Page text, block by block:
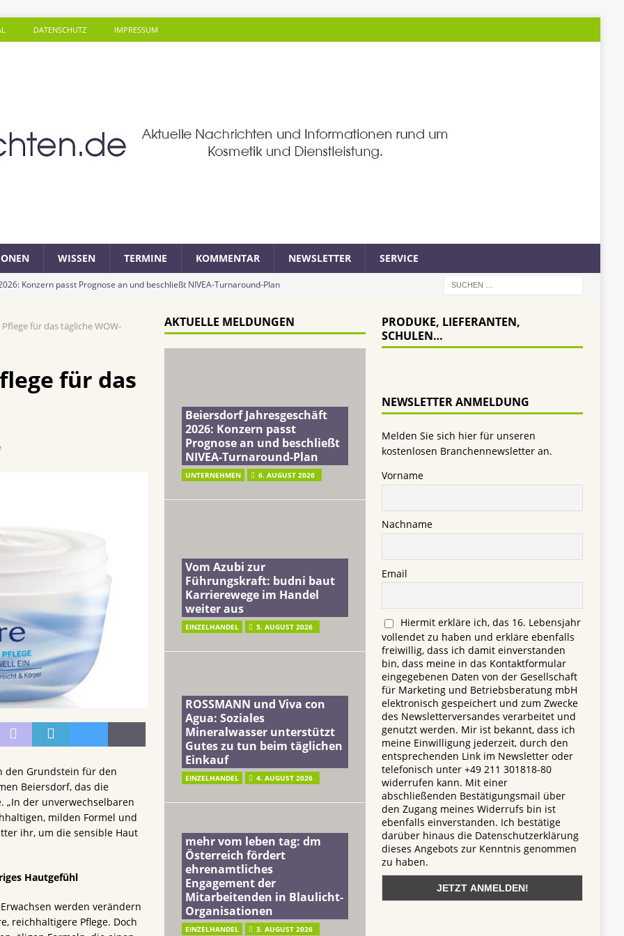
DATENSCHUTZ IMPRESSUM
WISSEN TERMINE KOMMENTAR NEWSLETTER SERVICE
Konzern passt Prognose an und beschließt NIVEA-Turnaround-Plan
budni baut Karrierewege im Handel weiter aus
EINZELHANDEL
fördert ehrenamtliches Engagement der Mitarbeitenden in
Unternehmen gehört weltweit zu den Pionieren bei der
für das tägliche WOW-
für das
den Grundstein für den
Beiersdorf, das die
„In der unverwechselbaren
milden Formel und
ihr, um die sensible Haut
Hautgefühl
werden verändern
reichhaltigere Pflege. Doch
AKTUELLE MELDUNGEN
Beiersdorf Jahresgeschäft
2026: Konzern passt
Prognose an und beschließt
NIVEA-Turnaround-Plan
UNTERNEHMEN 6. AUGUST 2026
Vom Azubi zur
Führungskraft: budni baut
Karrierewege im Handel
weiter aus
EINZELHANDEL 5. AUGUST 2026
ROSSMANN und Viva con
Agua: Soziales
Mineralwasser unterstützt
Gutes zu tun beim täglichen
Einkauf
EINZELHANDEL 4. AUGUST 2026
mehr vom leben tag: dm
Österreich fördert
ehrenamtliches
Engagement der
Mitarbeitenden in Blaulicht-
Organisationen
EINZELHANDEL 3. AUGUST 2026
PRODUKE, LIEFERANTEN,
SCHULEN…
NEWSLETTER ANMELDUNG
Melden Sie sich hier für unseren
kostenlosen Branchennewsletter an.
Vorname
Nachname
Email
Hiermit erkläre ich, das 16. Lebensjahr
vollendet zu haben und erkläre ebenfalls
freiwillig, dass ich damit einverstanden
bin, dass meine in das Kontaktformular
eingegebenen Daten von der Gesellschaft
für Marketing und Betriebsberatung mbH
elektronisch gespeichert und zum Zwecke
des Newsletterversandes verarbeitet und
genutzt werden. Mir ist bekannt, dass ich
meine Einwilligung jederzeit, durch den
entsprechenden Link im Newsletter oder
telefonisch unter +49 211 301818-80
widerrufen kann. Mit einer
abschließenden Bestätigungsmail über
den Zugang meines Widerrufs bin ist
ebenfalls einverstanden. Ich bestätige
darüber hinaus die Datenschutzerklärung
dieses Angebots zur Kenntnis genommen
zu haben.